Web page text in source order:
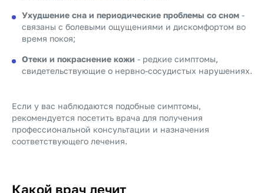
Ухудшение сна и периодические проблемы со сном -
связаны с болевыми ощущениями и дискомфортом во
время покоя;
Отеки и покраснение кожи - редкие симптомы,
свидетельствующие о нервно-сосудистых нарушениях.
Если у вас наблюдаются подобные симптомы,
рекомендуется посетить врача для получения
профессиональной консультации и назначения
соответствующего лечения.
Какой врач лечит